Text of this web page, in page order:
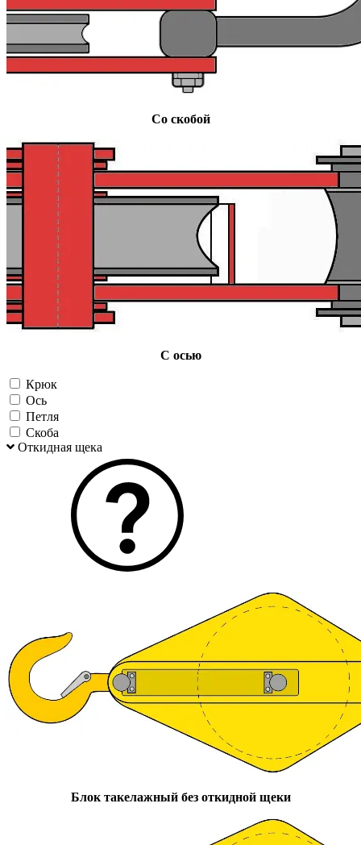
Со скобой
С осью
Крюк
Ось
Петля
Скоба
Откидная щека
Блок такелажный без откидной щеки